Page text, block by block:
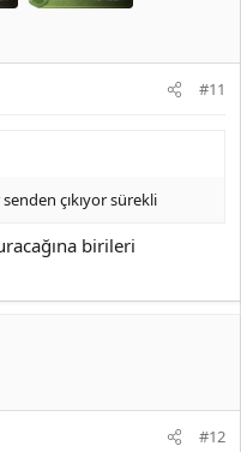
#11
çıkıyor sürekli
birileri
#12